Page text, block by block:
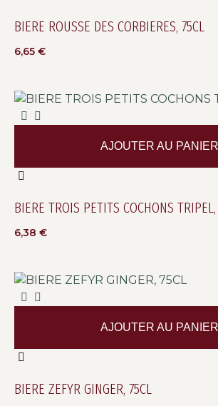
BIERE ROUSSE DES CORBIERES, 75CL
6,65 €
BIERE TROIS PETITS COCHONS TRIPEL,
6,38 €
AJOUTER AU PANIER
BIERE ZEFYR GINGER, 75CL
AJOUTER AU PANIER